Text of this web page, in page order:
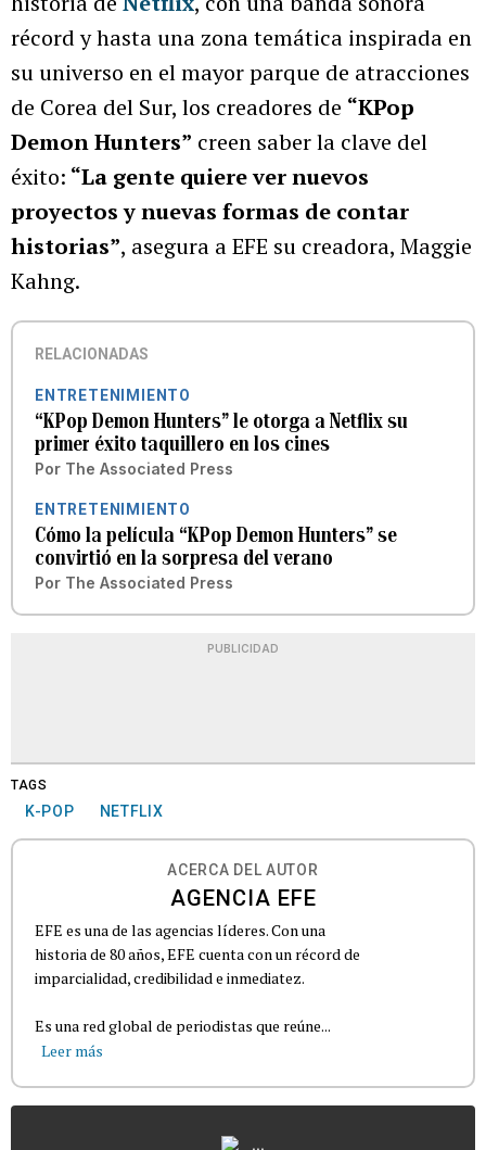
récord y hasta una zona temática inspirada en
su universo en el mayor parque de atracciones
de Corea del Sur, los creadores de “KPop
Demon Hunters” creen saber la clave del
éxito: “La gente quiere ver nuevos
proyectos y nuevas formas de contar
historias”, asegura a EFE su creadora, Maggie
Kahng.
RELACIONADAS
ENTRETENIMIENTO
“KPop Demon Hunters” le otorga a Netflix su
primer éxito taquillero en los cines
Por The Associated Press
ENTRETENIMIENTO
Cómo la película “KPop Demon Hunters” se
convirtió en la sorpresa del verano
Por The Associated Press
PUBLICIDAD
TAGS
K-POP NETFLIX
ACERCA DEL AUTOR
AGENCIA EFE
EFE es una de las agencias líderes. Con una
historia de 80 años, EFE cuenta con un récord de
imparcialidad, credibilidad e inmediatez.
Es una red global de periodistas que reúne...
Leer más
...